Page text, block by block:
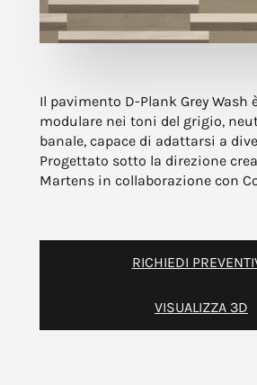
Il pavimento D-Plank Grey Wash
modulare nei toni del grigio,
banale, capace di adattarsi a
Progettato sotto la direzione
Martens in collaborazione con
RICHIEDI
VISUALIZZA 3D